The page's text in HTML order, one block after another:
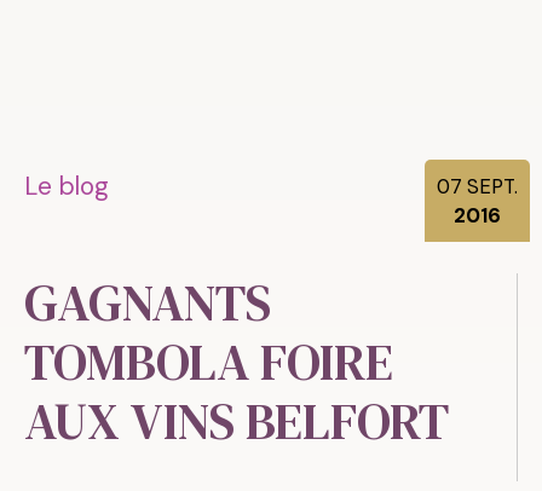
Le blog 07 SEPT.
2016
GAGNANTS
TOMBOLA FOIRE
AUX VINS BELFORT